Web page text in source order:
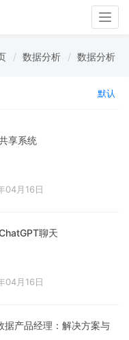
数据分析 数据分析
默认
享系统
04月16日
聊天
04月16日
据产品经理：解决方案与